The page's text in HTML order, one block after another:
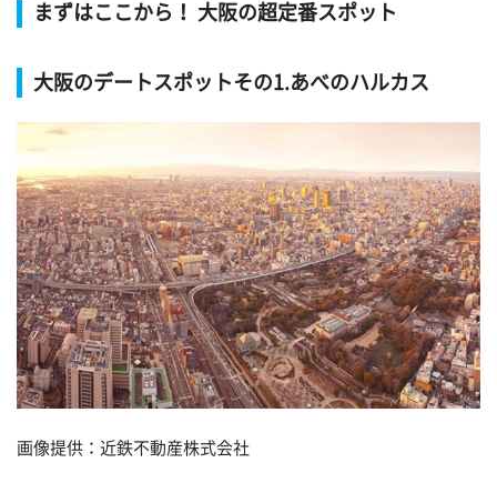
まずはここから！ 大阪の超定番スポット
大阪のデートスポットその1.あべのハルカス
画像提供：近鉄不動産株式会社